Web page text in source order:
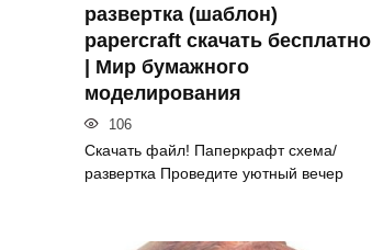
развертка (шаблон)
papercraft скачать бесплатно
| Мир бумажного
моделирования
106
Скачать файл! Паперкрафт схема/
развертка Проведите уютный вечер